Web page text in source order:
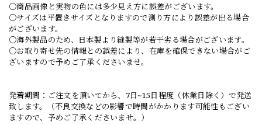
○商品画像と実物の色には多少見え方に誤差がございます。
○サイズは平置きサイズとなりますので測り方により誤差が出る場合
がございます。
○海外製品のため、日本製より縫製等が若干劣る場合がございます。
○お取り寄せ先の情報との誤差により、在庫を確保できない場合がご
ざいますので予めご了承くださいませ。
発着期間：ご注文を頂いてから、7日~15日程度（休業日除く）で発送
致します。（不良交換などの影響で時間がかかります可能性もござい
ますので、予めご了承くださいませ。）